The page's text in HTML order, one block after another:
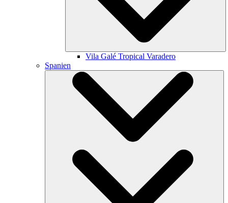
Vila Galé Tropical Varadero
Spanien